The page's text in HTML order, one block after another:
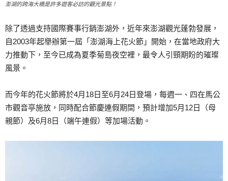
澎湖的跨海大橋是許多遊客必訪的觀光景點！
除了透過支持國際賽事行銷澎湖外，近年來澎湖觀光蓬勃發展，
自2003年起舉辦第一屆「澎湖海上花火節」開始，在當地政府大
力推動下，至今已成為夏季菊島夜空裡，最令人引頸期盼的璀璨
風景。
而今年的花火節將於4月18日至6月24日登場，每週一、四在馬公
市觀音亭施放，同時配合節慶連假期間，預計增加5月12日（母
親節）及6月8日（端午連假）等加場活動。